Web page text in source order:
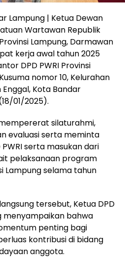
Lampung | Ketua Dewan
Wartawan Republik
Lampung, Darmawan
kerja awal tahun 2025
DPD PWRI Provinsi
nomor 10, Kelurahan
Kota Bandar
01/2025).
silaturahmi,
evaluasi serta meminta
serta masukan dari
pelaksanaan program
Lampung selama tahun
tersebut, Ketua DPD
menyampaikan bahwa
penting bagi
kontribusi di bidang
anggota.